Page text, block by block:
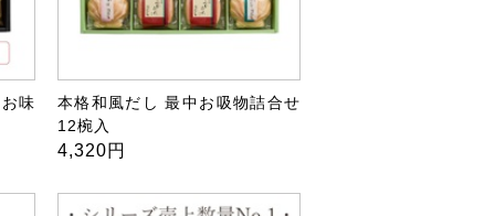
味
本格和風だし 最中お吸物詰合せ
12椀入
4,320円